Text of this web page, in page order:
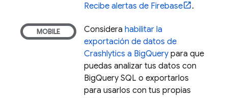
Recibe alertas de Firebase
.
Considera habilitar la
exportación de datos de
Crashlytics a BigQuery para que
puedas analizar tus datos con
BigQuery SQL o exportarlos
para usarlos con tus propias